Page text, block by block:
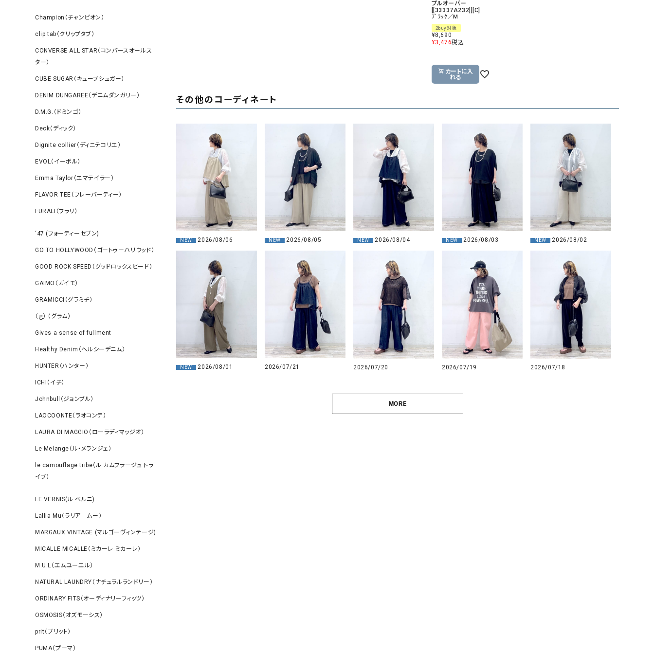
Champion（チャンピオン）
clip.tab（クリップタブ）
CONVERSE ALL STAR（コンバースオールス
ター）
CUBE SUGAR（キューブシュガー）
DENIM DUNGAREE（デニムダンガリー）
D.M.G.（ドミンゴ）
Deck（ディック）
Dignite collier（ディニテコリエ）
EVOL（イーボル）
Emma Taylor（エマテイラー）
FLAVOR TEE（フレーバーティー）
FURALI（フラリ）
‘47 (フォーティーセブン)
GO TO HOLLYWOOD（ゴートゥーハリウッド）
GOOD ROCK SPEED（グッドロックスピード）
GAIMO（ガイモ）
GRAMICCI（グラミチ）
（ｇ） （グラム）
Gives a sense of fullment
Healthy Denim（ヘルシーデニム）
HUNTER（ハンター）
ICHI（イチ）
Johnbull（ジョンブル）
LAOCOONTE（ラオコンテ）
LAURA DI MAGGIO（ローラディマッジオ）
Le Melange（ル・メランジェ）
le camouflage tribe（ル カムフラージュ トラ
イブ）
LE VERNIS(ル ベルニ)
Lallia Mu（ラリア ムー）
MARGAUX VINTAGE (マルゴーヴィンテージ)
MICALLE MICALLE（ミカーレ ミカーレ）
M.U.L（エムユーエル）
NATURAL LAUNDRY（ナチュラルランドリー）
ORDINARY FITS（オーディナリーフィッツ）
OSMOSIS（オズモーシス）
prit（プリット）
PUMA（プーマ）
プルオーバー
[[33337A232]][C]
ﾌﾞﾗｯｸ／M
2buy対象
¥8,690
¥3,476税込
カートに入
れる
その他のコーディネート
NEW 2026/08/06 NEW 2026/08/05 NEW 2026/08/04 NEW 2026/08/03 NEW 2026/08/02
NEW 2026/08/01 2026/07/21 2026/07/20 2026/07/19 2026/07/18
MORE